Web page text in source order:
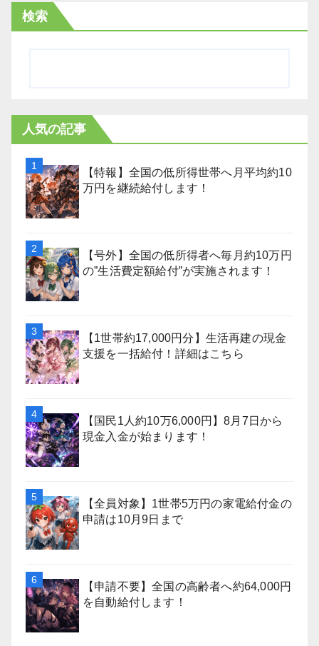
検索
人気の記事
【特報】全国の低所得世帯へ月平均約10
万円を継続給付します！
【号外】全国の低所得者へ毎月約10万円
の”生活費定額給付”が実施されます！
【1世帯約17,000円分】生活再建の現金
支援を一括給付！詳細はこちら
【国民1人約10万6,000円】8月7日から
現金入金が始まります！
【全員対象】1世帯5万円の家電給付金の
申請は10月9日まで
【申請不要】全国の高齢者へ約64,000円
を自動給付します！